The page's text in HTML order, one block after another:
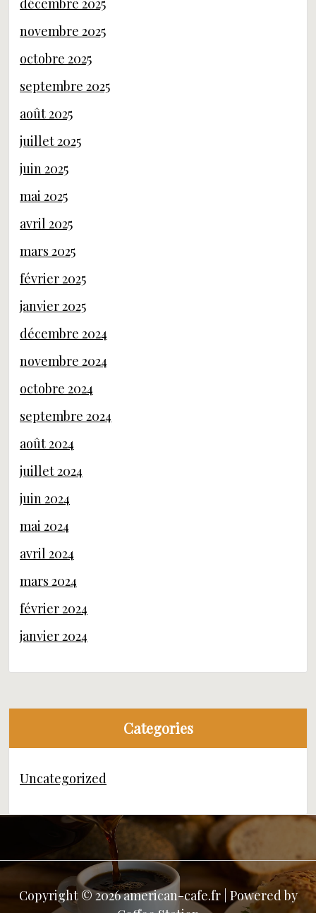
décembre 2025
novembre 2025
octobre 2025
septembre 2025
août 2025
juillet 2025
juin 2025
mai 2025
avril 2025
mars 2025
février 2025
janvier 2025
décembre 2024
novembre 2024
octobre 2024
septembre 2024
août 2024
juillet 2024
juin 2024
mai 2024
avril 2024
mars 2024
février 2024
janvier 2024
Categories
Uncategorized
Copyright © 2026 american-cafe.fr | Powered by